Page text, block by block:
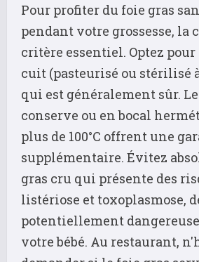
Pour profiter du foie gras
pendant votre grossesse, la
critère essentiel. Optez pour
cuit (pasteurisé ou stérilisé
qui est généralement sûr.
conserve ou en bocal
plus de 100°C offrent une
supplémentaire. Évitez
gras cru qui présente des
listériose et toxoplasmose,
potentiellement
votre bébé. Au restaurant,